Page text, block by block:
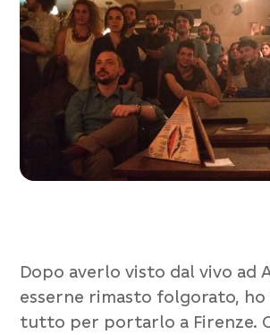
Dopo averlo visto dal vivo ad
esserne rimasto folgorato,
tutto per portarlo a Firenze.